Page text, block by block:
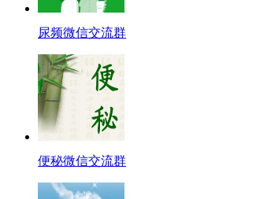
尿频微信交流群
便秘微信交流群